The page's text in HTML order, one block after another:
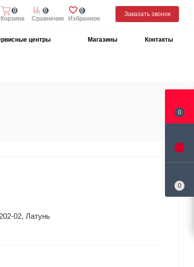
Избранное
0
Сравнение
0
Корзина
0
Заказать звонок
центры Магазины Контакты
02, Латунь
0
0